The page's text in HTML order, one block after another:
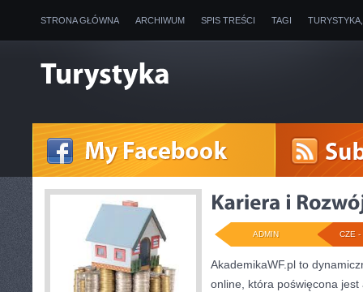
STRONA GŁÓWNA ARCHIWUM SPIS TREŚCI TAGI
CZE -
ADMIN
AkademikaWF.pl to
online, która poświęcona jest